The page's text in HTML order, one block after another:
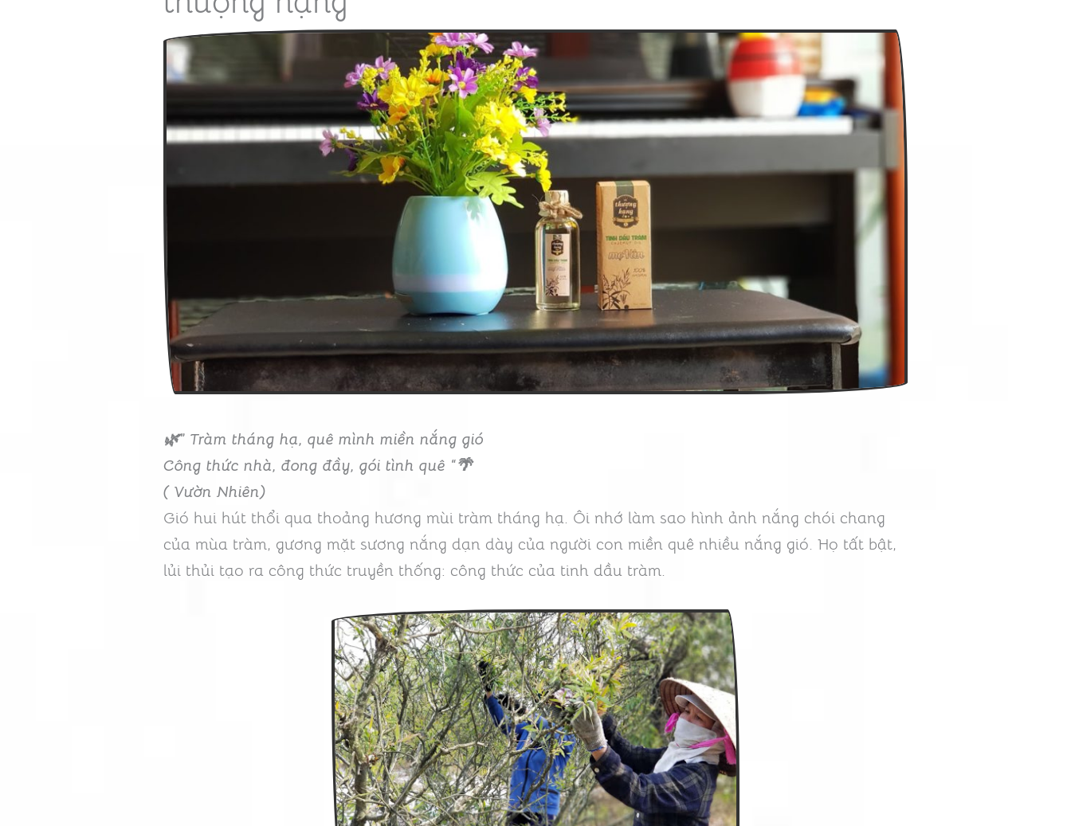
🌿” Tràm tháng hạ, quê mình miền nắng gió
Công thức nhà, đong đầy, gói tình quê “🌴
( Vườn Nhiên)
Gió hui hút thổi qua thoảng hương mùi tràm tháng hạ. Ôi nhớ làm sao hình ảnh nắng chói chang
của mùa tràm, gương mặt sương nắng dạn dày của người con miền quê nhiều nắng gió. Họ tất bật,
lủi thủi tạo ra công thức truyền thống: công thức của tinh dầu tràm.